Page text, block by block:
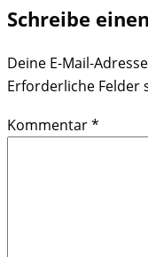
Schreibe
Deine E-Mail-
Erforderliche Felder
Kommentar*